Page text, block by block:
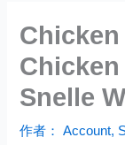
Chicken
Snelle
作者： Account,